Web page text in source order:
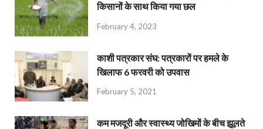
किसानों के साथ किया गया छल
February 4, 2023
काशी पत्रकार संघ: पत्रकारों पर हमले के
खिलाफ 6 फरवरी को उपवास
February 5, 2021
कम मजदूरी और स्वास्थ्य जोखिमों के बीच झूलते